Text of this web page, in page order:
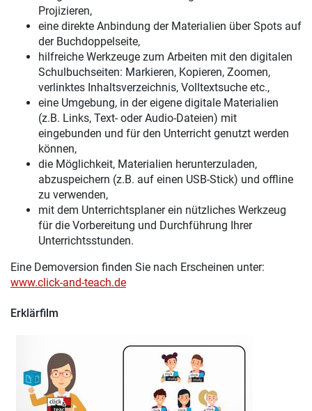
Projizieren,
eine direkte Anbindung der Materialien über Spots auf
der Buchdoppelseite,
hilfreiche Werkzeuge zum Arbeiten mit den digitalen
Schulbuchseiten: Markieren, Kopieren, Zoomen,
verlinktes Inhaltsverzeichnis, Volltextsuche etc.,
eine Umgebung, in der eigene digitale Materialien
(z.B. Links, Text- oder Audio-Dateien) mit
eingebunden und für den Unterricht genutzt werden
können,
die Möglichkeit, Materialien herunterzuladen,
abzuspeichern (z.B. auf einen USB-Stick) und offline
zu verwenden,
mit dem Unterrichtsplaner ein nützliches Werkzeug
für die Vorbereitung und Durchführung Ihrer
Unterrichtsstunden.
Eine Demoversion finden Sie nach Erscheinen unter:
www.click-and-teach.de
Erklärfilm